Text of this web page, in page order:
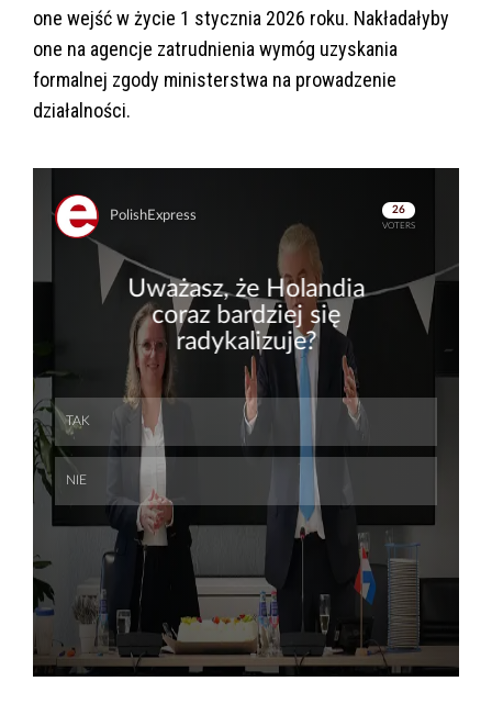
one wejść w życie 1 stycznia 2026 roku. Nakładałyby
one na agencje zatrudnienia wymóg uzyskania
formalnej zgody ministerstwa na prowadzenie
działalności.